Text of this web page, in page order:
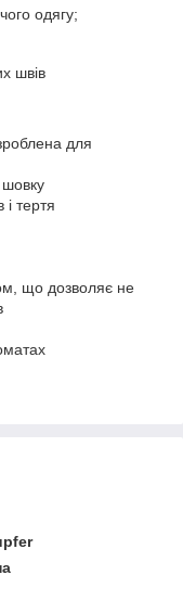
одягу;
швів
для
і тертя
що дозволяє не